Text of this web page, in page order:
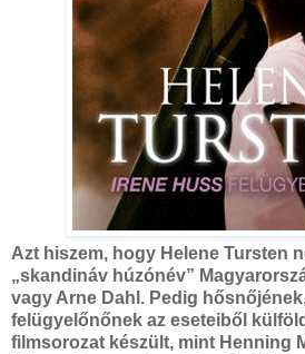
Azt hiszem, hogy Helene Tursten
„skandináv húzónév”
vagy Arne Dahl. Pedig
felügyelőnőnek az eseteiből
filmsorozat készült, mint Henning